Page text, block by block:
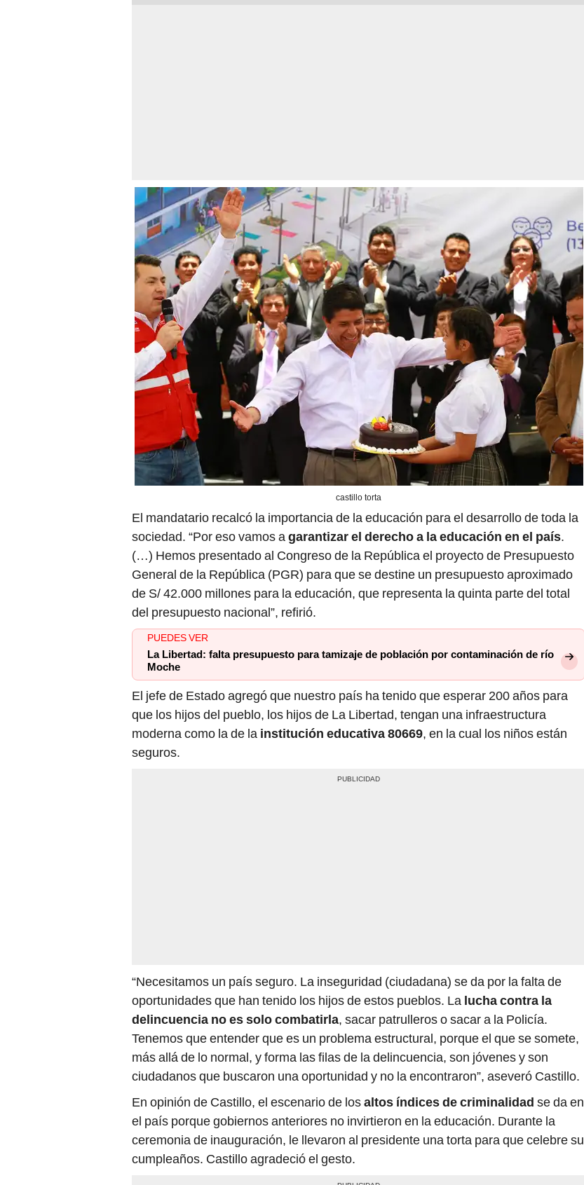
castillo torta
El mandatario recalcó la importancia de la educación para el desarrollo de toda la
sociedad. “Por eso vamos agarantizar el derecho a la educación en el país.
(…) Hemos presentado al Congreso de la República el proyecto de Presupuesto
General de la República (PGR) para que se destine un presupuesto aproximado
de S/ 42.000 millones para la educación, que representa la quinta parte del total
del presupuesto nacional”, refirió.
PUEDES VER
La Libertad: falta presupuesto para tamizaje de población por contaminación de río
Moche
El jefe de Estado agregó que nuestro país ha tenido que esperar 200 años para
que los hijos del pueblo, los hijos de La Libertad, tengan una infraestructura
moderna como la de la institución educativa 80669, en la cual los niños están
seguros.
“Necesitamos un país seguro. La inseguridad (ciudadana) se da por la falta de
oportunidades que han tenido los hijos de estos pueblos. La lucha contra la
delincuencia no es solo combatirla, sacar patrulleros o sacar a la Policía.
Tenemos que entender que es un problema estructural, porque el que se somete,
más allá de lo normal, y forma las filas de la delincuencia, son jóvenes y son
ciudadanos que buscaron una oportunidad y no la encontraron”, aseveró Castillo.
En opinión de Castillo, el escenario de losaltos índices de criminalidad se da en
el país porque gobiernos anteriores no invirtieron en la educación. Durante la
ceremonia de inauguración, le llevaron al presidente una torta para que celebre su
cumpleaños. Castillo agradeció el gesto.